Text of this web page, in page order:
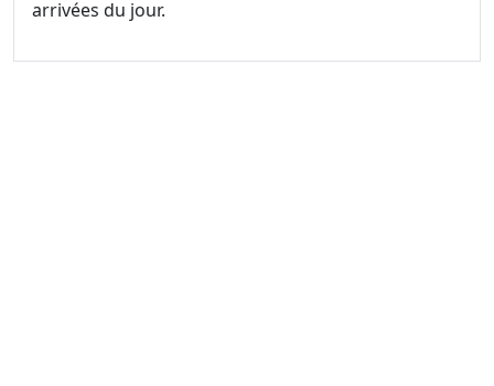
arrivées du jour.